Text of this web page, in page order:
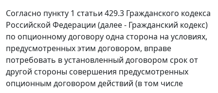
Согласно пункту 1 статьи 429.3 Гражданского кодекса
Российской Федерации (далее - Гражданский кодекс)
по опционному договору одна сторона на условиях,
предусмотренных этим договором, вправе
потребовать в установленный договором срок от
другой стороны совершения предусмотренных
опционным договором действий (в том числе